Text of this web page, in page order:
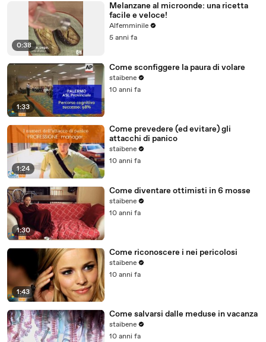
0:38
Melanzane al microonde: una ricetta
facile e veloce!
Alfemminile
5 anni fa
1:33
Come sconfiggere la paura di volare
staibene
10 anni fa
1:24
Come prevedere (ed evitare) gli
attacchi di panico
staibene
10 anni fa
1:30
Come diventare ottimisti in 6 mosse
staibene
10 anni fa
1:43
Come riconoscere i nei pericolosi
staibene
10 anni fa
Come salvarsi dalle meduse in vacanza
staibene
10 anni fa